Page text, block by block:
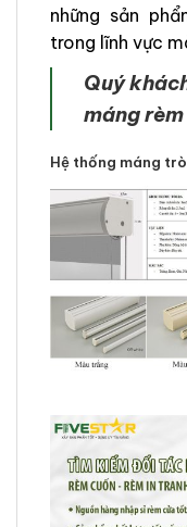
những sản
trong lĩnh vực
Quý
máng
Hệ thống máng